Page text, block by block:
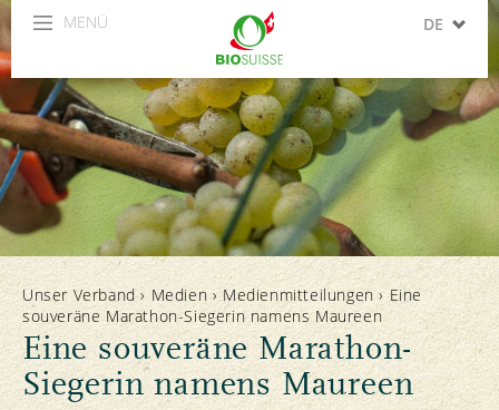
MENÜ DE
IT
Unser Verband› Medien ›Medienmitteilungen ›Eine
souveräne Marathon-Siegerin namens Maureen
Eine souveräne Marathon-
Siegerin namens Maureen